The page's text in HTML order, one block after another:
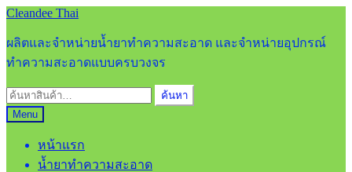
Skip
navigation
Skip
content
Cleandee Thai
ผลิตและจำหน่ายน้ำยาทำความสะอาด และจำหน่ายอุปกรณ์
ทำความสะอาดแบบครบวงจร
ค้นหา:
ค้นหา
Menu
หน้าแรก
น้ำยาทำความสะอาด